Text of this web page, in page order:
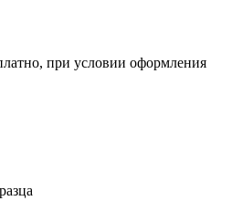
при условии оформления